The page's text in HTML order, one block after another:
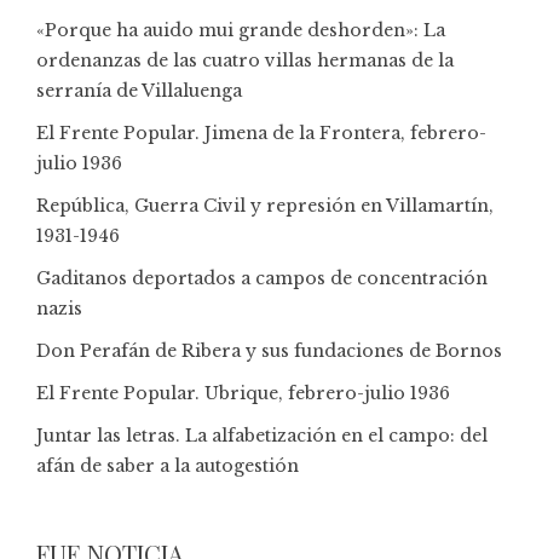
«Porque ha auido mui grande deshorden»: La
ordenanzas de las cuatro villas hermanas de la
serranía de Villaluenga
El Frente Popular. Jimena de la Frontera, febrero-
julio 1936
República, Guerra Civil y represión en Villamartín,
1931-1946
Gaditanos deportados a campos de concentración
nazis
Don Perafán de Ribera y sus fundaciones de Bornos
El Frente Popular. Ubrique, febrero-julio 1936
Juntar las letras. La alfabetización en el campo: del
afán de saber a la autogestión